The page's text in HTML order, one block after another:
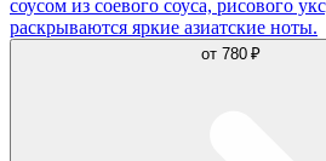
соусом из соевого соуса, рисового
раскрываются яркие азиатские ноты.
от 780 ₽